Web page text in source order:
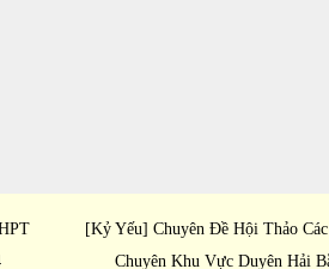
[Kỷ Yếu] Chuyên Đề Hội Thảo
Chuyên Khu Vực Duyên Hải